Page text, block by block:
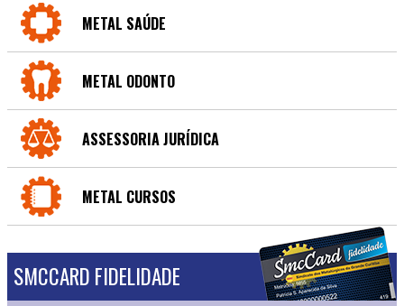
METAL SAÚDE
METAL ODONTO
ASSESSORIA JURÍDICA
METAL CURSOS
SMCCARD FIDELIDADE